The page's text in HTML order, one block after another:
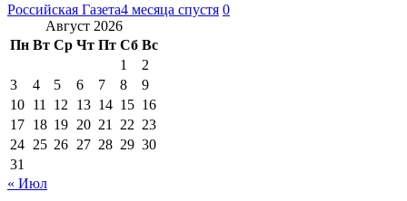
Российская Газета4 месяца спустя 0
Август 2026
Пн Вт Ср Чт Пт Сб Вс
1
2
3
4 5 6 7 8
9
10 11 12 13 14 15 16
17 18 19 20 21 22 23
24 25 26 27 28 29 30
31
« Июл